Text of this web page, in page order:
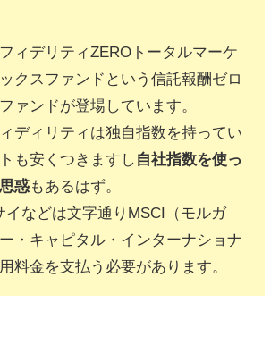
ィデリティZEROトータルマーケ
クスファンドという信託報酬ゼロ
ァンドが登場しています。
ディリティは独自指数を持ってい
も安くつきますし 自社指数を使っ
惑もあるはず。
などは文字通りMSCI（モルガ
・キャピタル・インターナショナ
料金を支払う必要があります。